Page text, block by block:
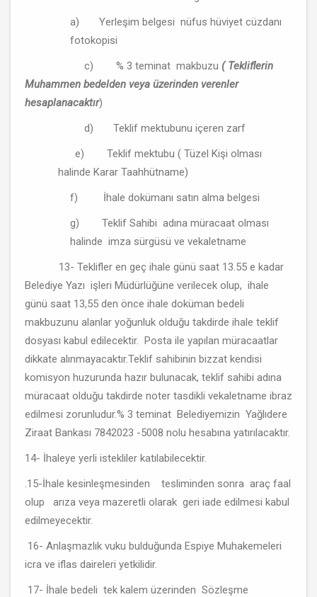
a) Yerleşim belgesi nüfus hüviyet cüzdanı
fotokopisi
c) % 3 teminat makbuzu ( Tekliflerin
Muhammen bedelden veya üzerinden verenler
hesaplanacaktır)
d) Teklif mektubunu içeren zarf
e) Teklif mektubu ( Tüzel Kişi olması
halinde Karar Taahhütname)
f) İhale dokümanı satın alma belgesi
g) Teklif Sahibi adına müracaat olması
halinde imza sürgüsü ve vekaletname
13- Teklifler en geç ihale günü saat 13.55 e kadar
Belediye Yazı işleri Müdürlüğüne verilecek olup, ihale
günü saat 13,55 den önce ihale doküman bedeli
makbuzunu alanlar yoğunluk olduğu takdirde ihale teklif
dosyası kabul edilecektir. Posta ile yapılan müracaatlar
dikkate alınmayacaktır.Teklif sahibinin bizzat kendisi
komisyon huzurunda hazır bulunacak, teklif sahibi adına
müracaat olduğu takdirde noter tasdikli vekaletname ibraz
edilmesi zorunludur.% 3 teminat Belediyemizin Yağlıdere
Ziraat Bankası 7842023 -5008 nolu hesabına yatırılacaktır.
14- İhaleye yerli istekliler katılabilecektir.
.15-İhale kesinleşmesinden tesliminden sonra araç faal
olup arıza veya mazeretli olarak geri iade edilmesi kabul
edilmeyecektir.
16- Anlaşmazlık vuku bulduğunda Espiye Muhakemeleri
icra ve iflas daireleri yetkilidir.
17- İhale bedeli tek kalem üzerinden Sözleşme